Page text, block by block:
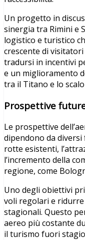
Un progetto in
sinergia tra Rimini e
logistico e turistico
crescente di
tradursi in incentivi
e un miglioramento
tra il Titano e lo
Prospettive
Le prospettive
dipendono da
rotte esistenti,
l’incremento della
regione, come
Uno degli obiettivi
voli regolari e
stagionali. Questo
aereo più costante
il turismo fuori